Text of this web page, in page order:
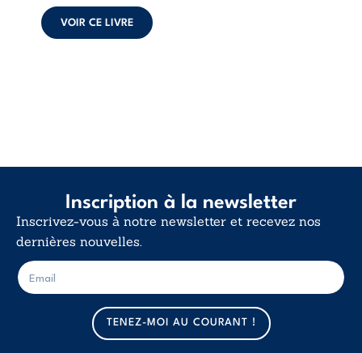
calme. Une
déclaration
d’existence pour ...
VOIR CE LIVRE
Inscription à la newsletter
Inscrivez-vous à notre newsletter et recevez nos
dernières nouvelles.
m
a
i
l
E
-
m
TENEZ-MOI AU COURANT !